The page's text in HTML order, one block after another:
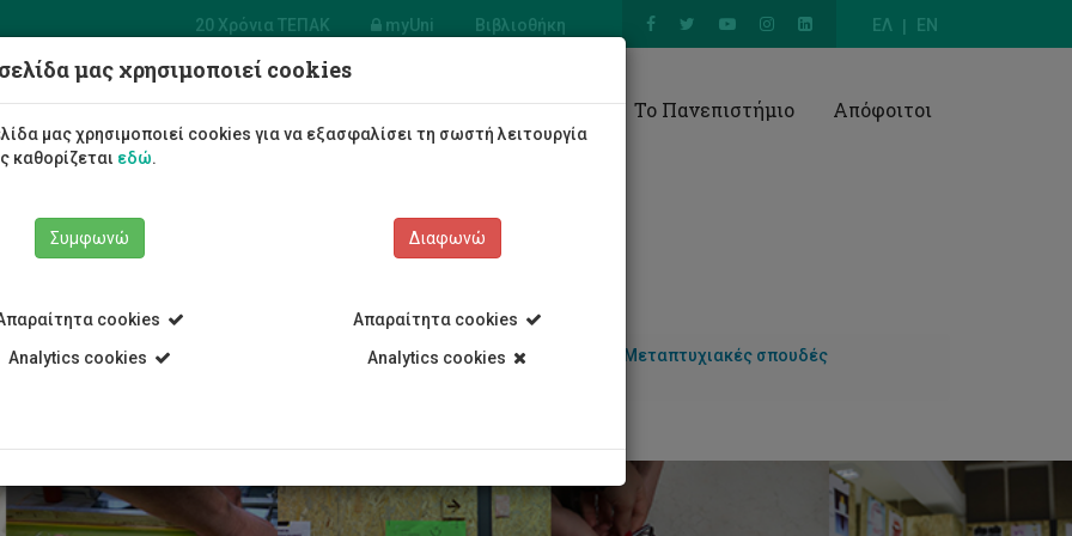
ΕΛ EN
20 Χρόνια ΤΕΠΑΚ myUni Βιβλιοθήκη
Πολυμέσων
Φοιτητές/τριες Σπουδές Έρευνα Το Πανεπιστήμιο Απόφοιτοι
Τμήμα Πολυμέσων και Γραφικών Τεχνών Προγράμματα Σπουδών
Μεταπτυχιακές σπουδές
μας χρησιμοποιεί cookies
μας χρησιμοποιεί cookies για να εξασφαλίσει τη σωστή λειτουργία
καθορίζεται εδώ.
Συμφωνώ
cookies
Analytics cookies
Διαφωνώ
Απαραίτητα cookies
Analytics cookies